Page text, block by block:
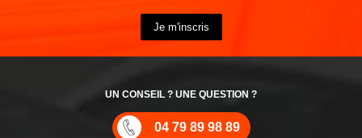
Je m'inscris
UN CONSEIL ? UNE QUESTION ?
04 79 89 98 89